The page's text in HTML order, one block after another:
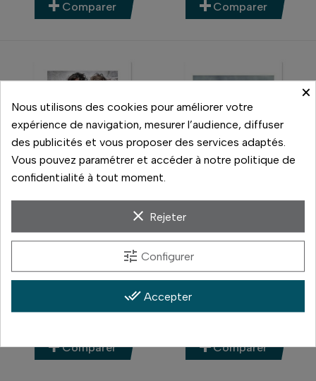
Comparer Comparer
PAPIER WILLIAM TURNER
310G (25 FEUILLES)
55,00 €
Produit disponible avec
d'autres options
Comparer
PAPIER MUSEUM
ETCHING 350G (25
FEUILLES)
En stock
Comparer
×
Nous utilisons des cookies pour améliorer votre
expérience de navigation, mesurer l’audience, diffuser
des publicités et vous proposer des services adaptés.
Vous pouvez paramétrer et accéder à notre politique de
confidentialité à tout moment.
clear Rejeter
tune Configurer
done_all Accepter